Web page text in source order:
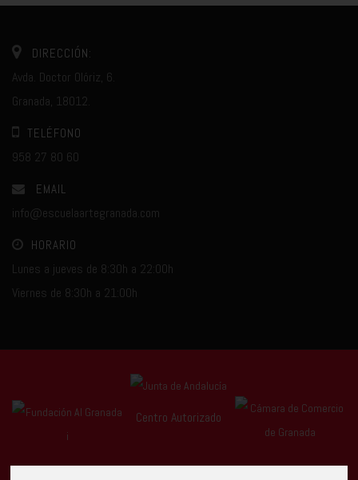
DIRECCIÓN:
Avda. Doctor Olóriz, 6.
Granada, 18012.
TELÉFONO
958 27 80 60
EMAIL
info@escuelaartegranada.com
HORARIO
Lunes a jueves de 8:30h a 22:00h
Viernes de 8:30h a 21:00h
Centro Autorizado